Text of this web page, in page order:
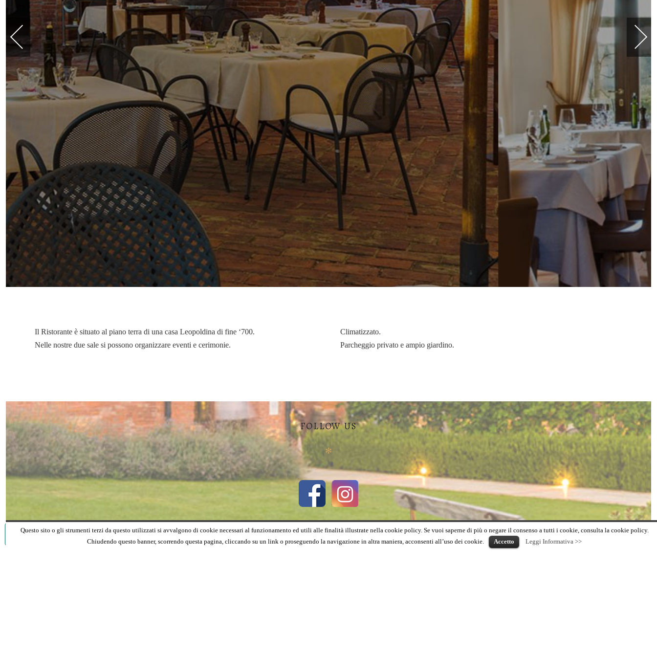
Il Ristorante è situato al piano terra di una casa Leopoldina di fine ‘700.
Nelle nostre due sale si possono organizzare eventi e cerimonie.
Climatizzato.
Parcheggio privato e ampio giardino.
FOLLOW US
✻
Questo sito o gli strumenti terzi da questo utilizzati si avvalgono di cookie necessari al funzionamento ed utili alle finalità illustrate nella cookie policy. Se vuoi saperne di più o negare il consenso a tutti i cookie, consulta la cookie policy.
Chiudendo questo banner, scorrendo questa pagina, cliccando su un link o proseguendo la navigazione in altra maniera, acconsenti all’uso dei cookie.
Accetto Leggi Informativa >>
Prenota un tavolo